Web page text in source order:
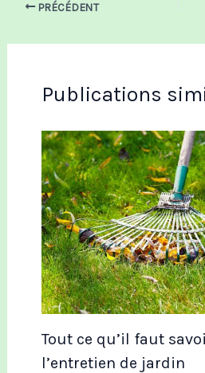
PRÉCÉDENT
Publications
Tout ce qu’il faut
l’entretien de jardin